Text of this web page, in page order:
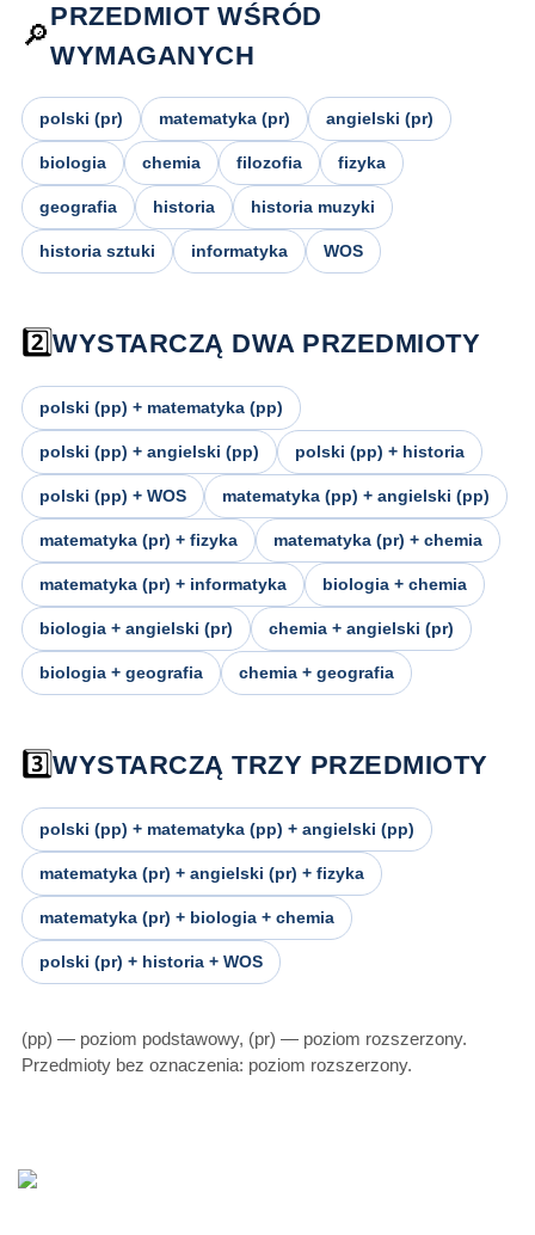
🔎
PRZEDMIOT WŚRÓD
WYMAGANYCH
polski (pr) matematyka (pr) angielski (pr)
biologia chemia filozofia fizyka
geografia historia historia muzyki
historia sztuki informatyka WOS
2️⃣WYSTARCZĄ DWA PRZEDMIOTY
polski (pp) + matematyka (pp)
polski (pp) + angielski (pp) polski (pp) + historia
polski (pp) + WOS matematyka (pp) + angielski (pp)
matematyka (pr) + fizyka matematyka (pr) + chemia
matematyka (pr) + informatyka biologia + chemia
biologia + angielski (pr) chemia + angielski (pr)
biologia + geografia chemia + geografia
3️⃣WYSTARCZĄ TRZY PRZEDMIOTY
polski (pp) + matematyka (pp) + angielski (pp)
matematyka (pr) + angielski (pr) + fizyka
matematyka (pr) + biologia + chemia
polski (pr) + historia + WOS
(pp) — poziom podstawowy, (pr) — poziom rozszerzony.
Przedmioty bez oznaczenia: poziom rozszerzony.